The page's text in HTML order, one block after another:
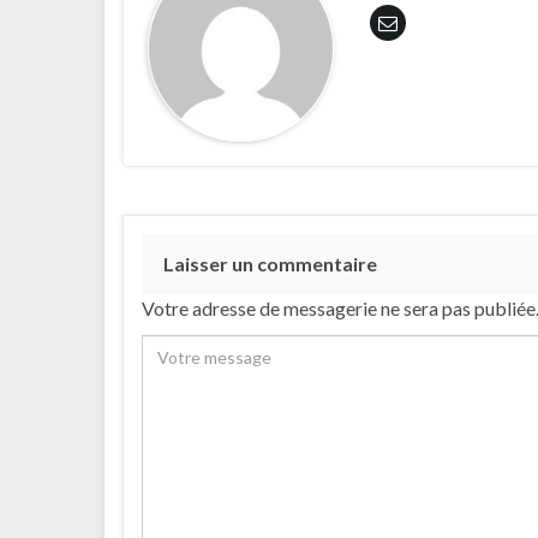
Laisser un commentaire
Votre adresse de messagerie ne sera pas publiée.